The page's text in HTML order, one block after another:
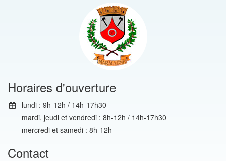
Horaires d'ouverture
lundi : 9h-12h / 14h-17h30
mardi, jeudi et vendredi : 8h-12h / 14h-17h30
mercredi et samedi : 8h-12h
Contact